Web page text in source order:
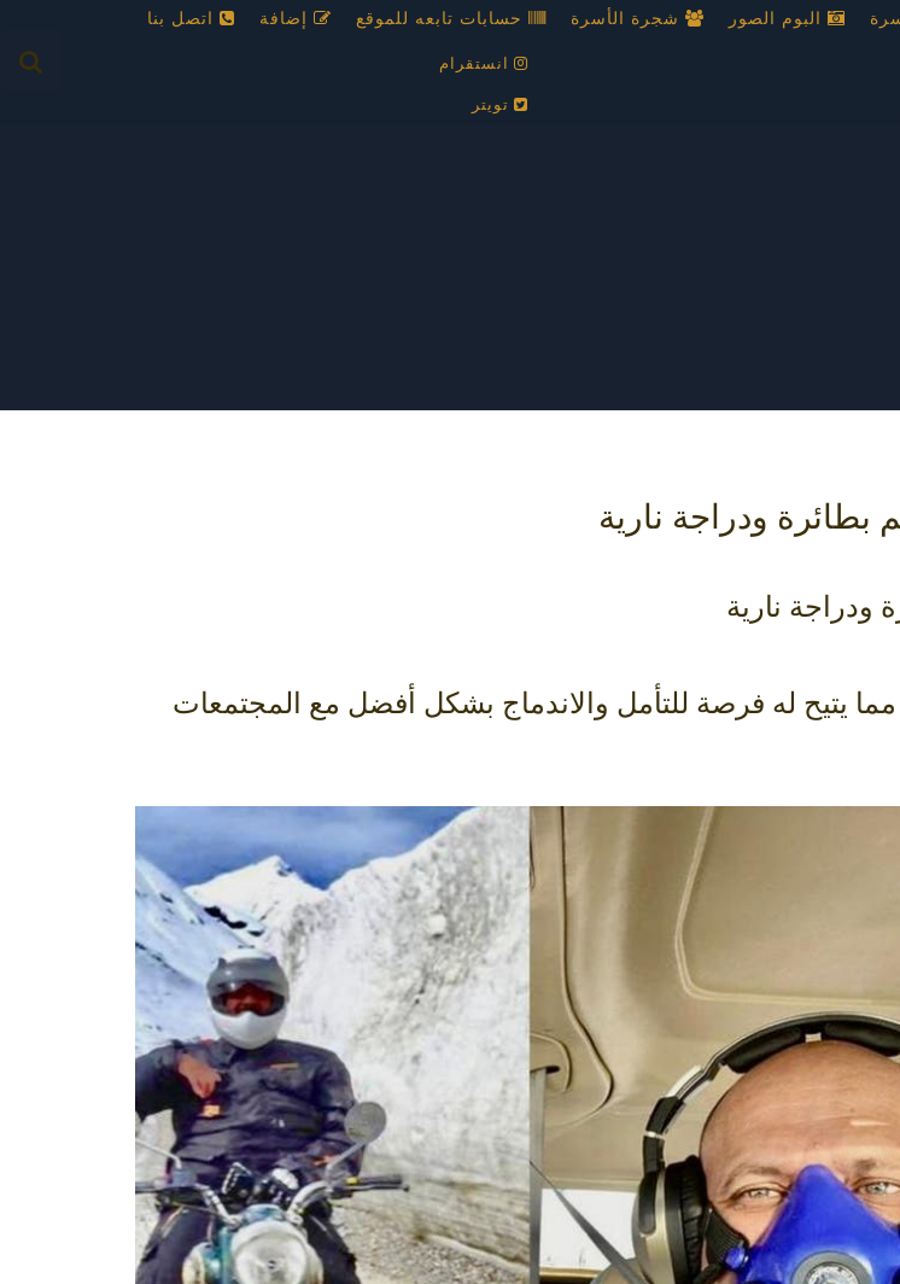
البوم الصور شجرة الأسرة حسابات تابعه للموقع
انستقرام
تويتر
إضافة اتصل بنا
ودراجة نارية
نارية
مما يتيح له فرصة للتأمل والاندماج بشكل أفضل مع المجتمعات